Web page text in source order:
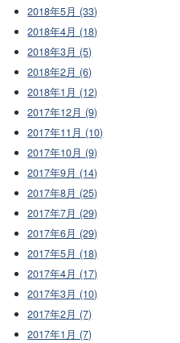
2018年5月 (33)
2018年4月 (18)
2018年3月 (5)
2018年2月 (6)
2018年1月 (12)
2017年12月 (9)
2017年11月 (10)
2017年10月 (9)
2017年9月 (14)
2017年8月 (25)
2017年7月 (29)
2017年6月 (29)
2017年5月 (18)
2017年4月 (17)
2017年3月 (10)
2017年2月 (7)
2017年1月 (7)